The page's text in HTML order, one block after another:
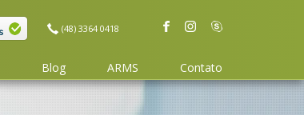
(48) 3364 0418
Blog ARMS Contato